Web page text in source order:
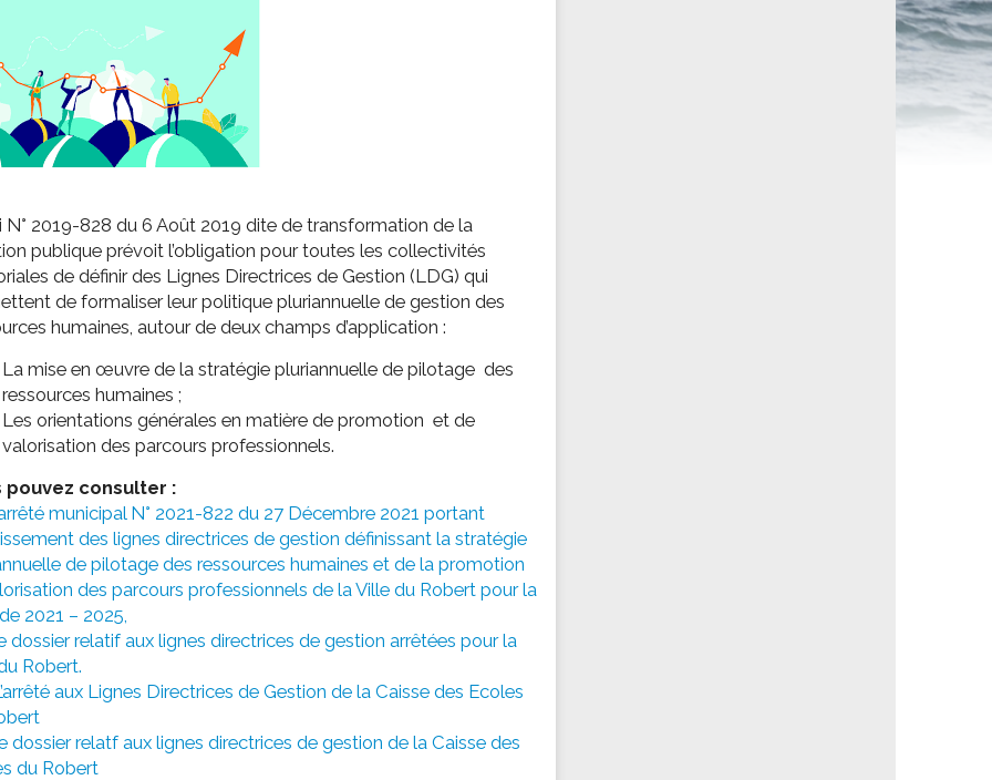
SOCIAL-SOLIDARITÉ
Le Centre Communal d'Action Social
Les aides sociales
Antenne Municipale de Développement et de
Cohésion Sociale
Epicerie sociale et solidaire "Rayon de Soleil"
Bornes de collecte de l'ACISE
locale
et le lycée
local des jeunes
scolaire
de loisirs - ALSH
famille
ENFANCE
maternelles
N° 2019-828 du 6 Août 2019 dite de transformation de la
publique prévoit l’obligation pour toutes les collectivités
de définir des Lignes Directrices de Gestion (LDG) qui
de formaliser leur politique pluriannuelle de gestion des
humaines, autour de deux champs d’application :
La mise en œuvre de la stratégie pluriannuelle de pilotage des
ressources humaines ;
Les orientations générales en matière de promotion et de
valorisation des parcours professionnels.
pouvez consulter :
municipal N° 2021-822 du 27 Décembre 2021 portant
des lignes directrices de gestion définissant la stratégie
de pilotage des ressources humaines et de la promotion
des parcours professionnels de la Ville du Robert pour la
2021 – 2025,
dossier relatif aux lignes directrices de gestion arrêtées pour la
Robert.
aux Lignes Directrices de Gestion de la Caisse des Ecoles
dossier relatf aux lignes directrices de gestion de la Caisse des
du Robert